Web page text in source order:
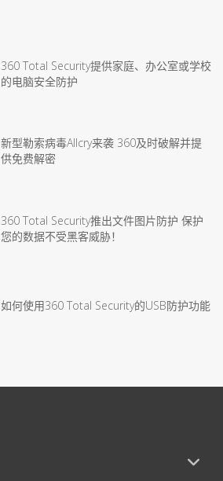
360 Total Security提供家庭、办公室或学校
的电脑安全防护
新型勒索病毒Allcry来袭 360及时破解并提
供免费解密
360 Total Security推出文件图片防护 保护
您的数据不受黑客威胁！
如何使用360 Total Security的USB防护功能